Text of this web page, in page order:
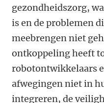
gezondheidszorg,
is en de problemen
meebrengen niet
ontkoppeling heeft
robotontwikkelaars
afwegingen niet in
integreren, de